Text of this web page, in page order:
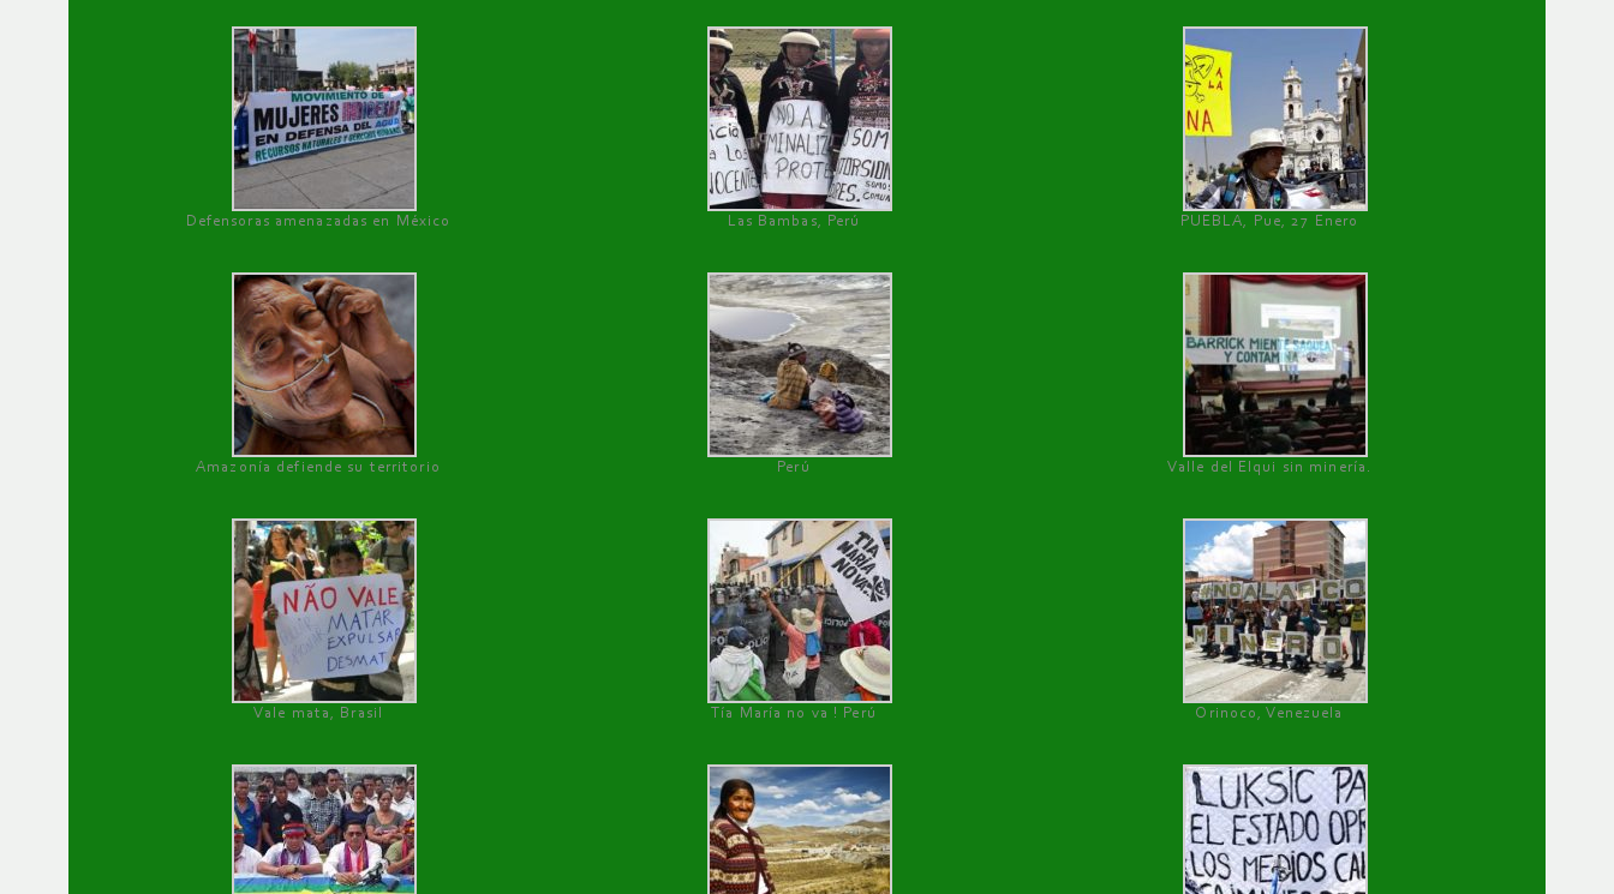
Defensoras amenazadas en México Las Bambas, Perú PUEBLA, Pue, 27 Enero
Amazonía defiende su territorio Perú Valle del Elqui sin minería.
Vale mata, Brasil Tía María no va ! Perú Orinoco, Venezuela